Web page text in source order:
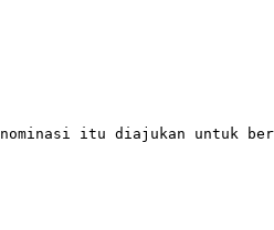
nominasi itu diajukan untuk